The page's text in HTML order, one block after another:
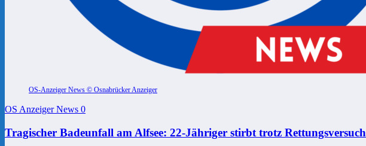
OS-Anzeiger News © Osnabrücker Anzeiger
OS Anzeiger News 0
Tragischer Badeunfall am Alfsee: 22-Jähriger stirbt trotz Rettungsversuch